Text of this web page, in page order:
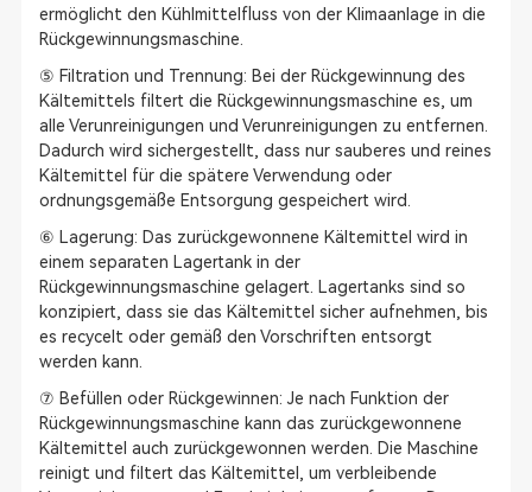
ermöglicht den Kühlmittelfluss von der Klimaanlage in die
Rückgewinnungsmaschine.
⑤ Filtration und Trennung: Bei der Rückgewinnung des
Kältemittels filtert die Rückgewinnungsmaschine es, um
alle Verunreinigungen und Verunreinigungen zu entfernen.
Dadurch wird sichergestellt, dass nur sauberes und reines
Kältemittel für die spätere Verwendung oder
ordnungsgemäße Entsorgung gespeichert wird.
⑥ Lagerung: Das zurückgewonnene Kältemittel wird in
einem separaten Lagertank in der
Rückgewinnungsmaschine gelagert. Lagertanks sind so
konzipiert, dass sie das Kältemittel sicher aufnehmen, bis
es recycelt oder gemäß den Vorschriften entsorgt
werden kann.
⑦ Befüllen oder Rückgewinnen: Je nach Funktion der
Rückgewinnungsmaschine kann das zurückgewonnene
Kältemittel auch zurückgewonnen werden. Die Maschine
reinigt und filtert das Kältemittel, um verbleibende